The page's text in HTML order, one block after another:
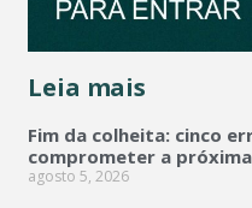
Leia mais
Fim da colheita: cinco
comprometer a
agosto 5, 2026